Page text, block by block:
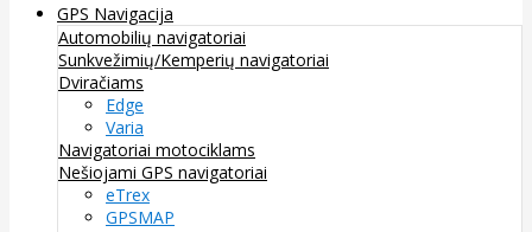
GPS Navigacija
Automobilių navigatoriai
Sunkvežimių/Kemperių navigatoriai
Dviračiams
Edge
Varia
Navigatoriai motociklams
Nešiojami GPS navigatoriai
eTrex
GPSMAP